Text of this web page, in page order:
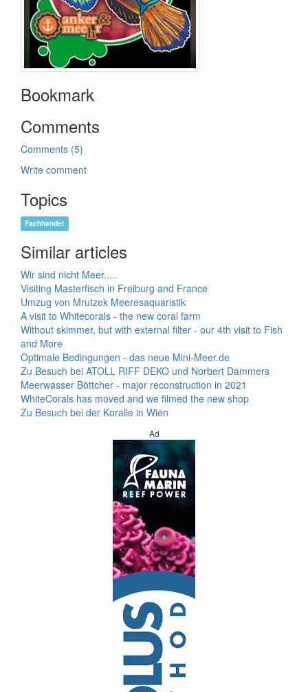
Bookmark
Comments
Comments (5)
Write comment
Topics
Fachhandel
Similar articles
Wir sind nicht Meer.....
Visiting Masterfisch in Freiburg and France
Umzug von Mrutzek Meeresaquaristik
A visit to Whitecorals - the new coral farm
Without skimmer, but with external filter - our 4th visit to Fish
and More
Optimale Bedingungen - das neue Mini-Meer.de
Zu Besuch bei ATOLL RIFF DEKO und Norbert Dammers
Meerwasser Böttcher - major reconstruction in 2021
WhiteCorals has moved and we filmed the new shop
Zu Besuch bei der Koralle in Wien
Ad